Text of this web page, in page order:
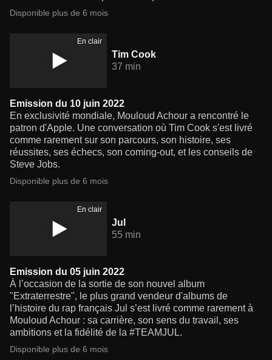
Disponible plus de 6 mois
En clair
Tim Cook
37 min
Emission du 10 juin 2022
En exclusivité mondiale, Mouloud Achour a rencontré le
patron d'Apple. Une conversation où Tim Cook s'est livré
comme rarement sur son parcours, son histoire, ses
réussites, ses échecs, son coming-out, et les conseils de
Steve Jobs.
Disponible plus de 6 mois
En clair
Jul
55 min
Emission du 05 juin 2022
À l’occasion de la sortie de son nouvel album
"Extraterrestre", le plus grand vendeur d'albums de
l’histoire du rap français Jul s’est livré comme rarement à
Mouloud Achour : sa carrière, son sens du travail, ses
ambitions et la fidélité de la #TEAMJUL.
Disponible plus de 6 mois